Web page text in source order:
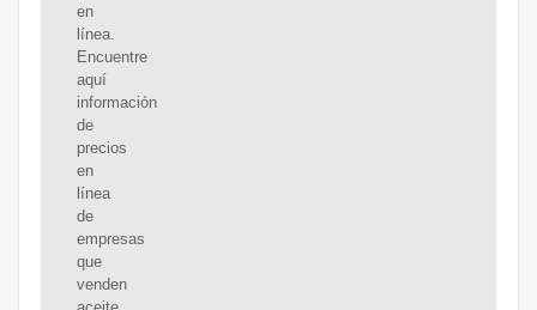
en
línea.
Encuentre
aquí
información
de
precios
en
línea
de
empresas
que
venden